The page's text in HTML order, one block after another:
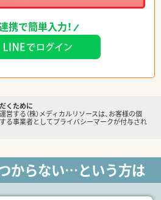
携で簡単入力！
くために
する（株）メディカルリソースは、お客様の個
る事業者としてプライバシーマークが付与され
からない…という方は